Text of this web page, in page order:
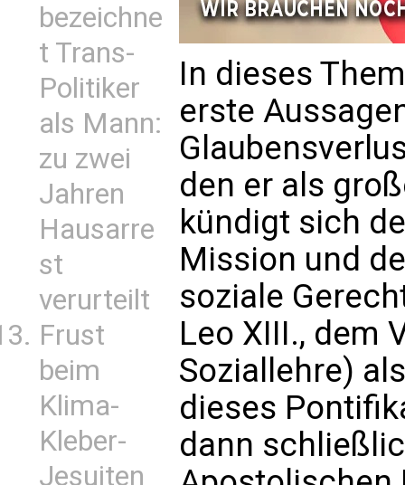
bezeichne
t Trans-
Politiker
als Mann:
zu zwei
Jahren
Hausarre
st
verurteilt
Frust
beim
Klima-
Kleber-
Jesuiten
In dieses
erste
den er als
kündigt sich
Mission und
soziale
Leo XIII., dem
Soziallehre)
dieses
dann